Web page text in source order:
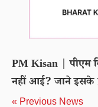
PM Kisan | पीएम
नहीं आई? जाने इसके
« Previous News